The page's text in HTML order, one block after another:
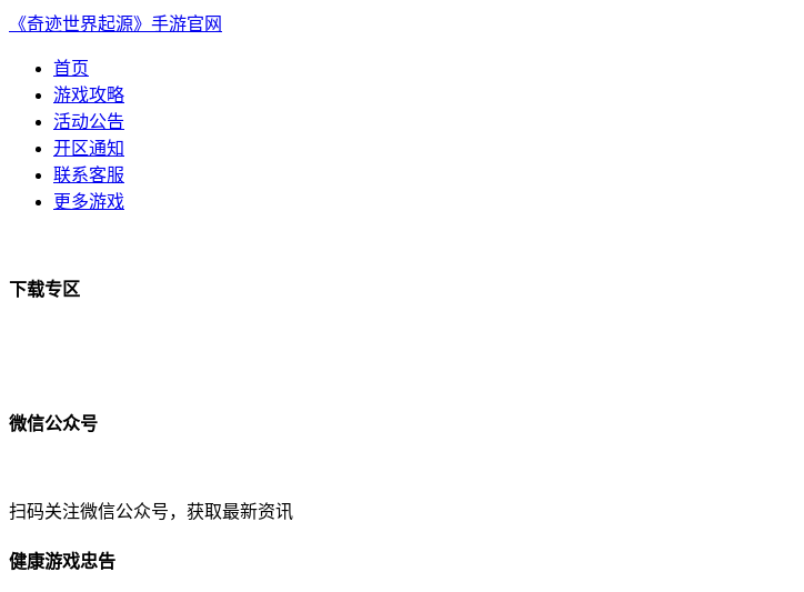
《奇迹世界起源》手游官网
首页
游戏攻略
活动公告
开区通知
联系客服
更多游戏
下载专区
微信公众号
扫码关注微信公众号，获取最新资讯
健康游戏忠告